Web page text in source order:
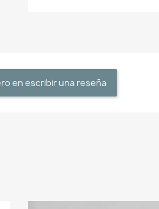
en escribir una reseña